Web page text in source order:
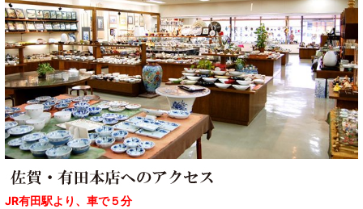
JR有田駅より、車で５分